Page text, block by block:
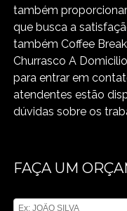
também
que busca a
também Coffee
Churrasco A
para entrar em
atendentes estão
dúvidas sobre os
FAÇA UM